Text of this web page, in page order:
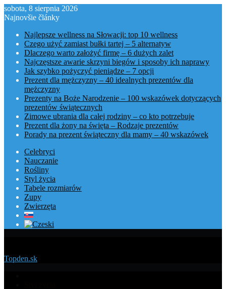
sobota, 8 sierpnia 2026
Najnovšie články
Najlepsze wellness na Słowacji: top 10 wellness
Czego użyć zamiast bułki tartej – 5 alternatyw
Dlaczego warto założyć firmę – 6 dużych zalet
Najczęstsze awarie skrzyni biegów i sposoby ich naprawy
Jak szybko pożyczyć pieniądze – 7 opcji
Prezent dla mężczyzny – 40 idealnych prezentów dla
mężczyzny
Prezenty na Boże Narodzenie – 100 wskazówek dotyczących
prezentów świątecznych
Zimowe ubrania dla całej rodziny – co kto potrzebuje
Prezent dla żony na święta – Rodzaje prezentów
Porady na prezent świąteczny dla mamy – 40 wskazówek
Celebryci
Nauczanie
Rośliny
Styl życia
Tabele rozmiarów
Zupy
Zwierzęta
Topden.sk